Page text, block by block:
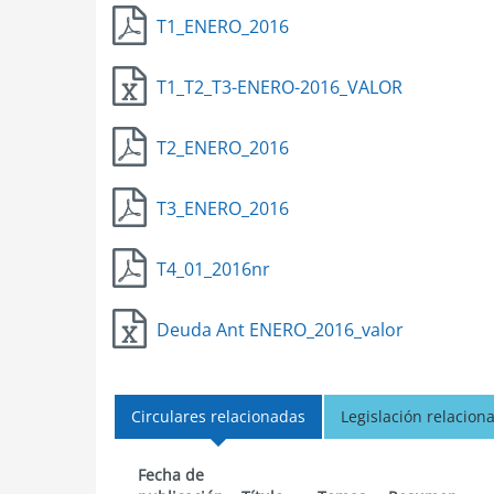
T1_ENERO_2016
T1_T2_T3-ENERO-2016_VALOR
T2_ENERO_2016
T3_ENERO_2016
T4_01_2016nr
Deuda Ant ENERO_2016_valor
Circulares relacionadas Legislación
Fecha de